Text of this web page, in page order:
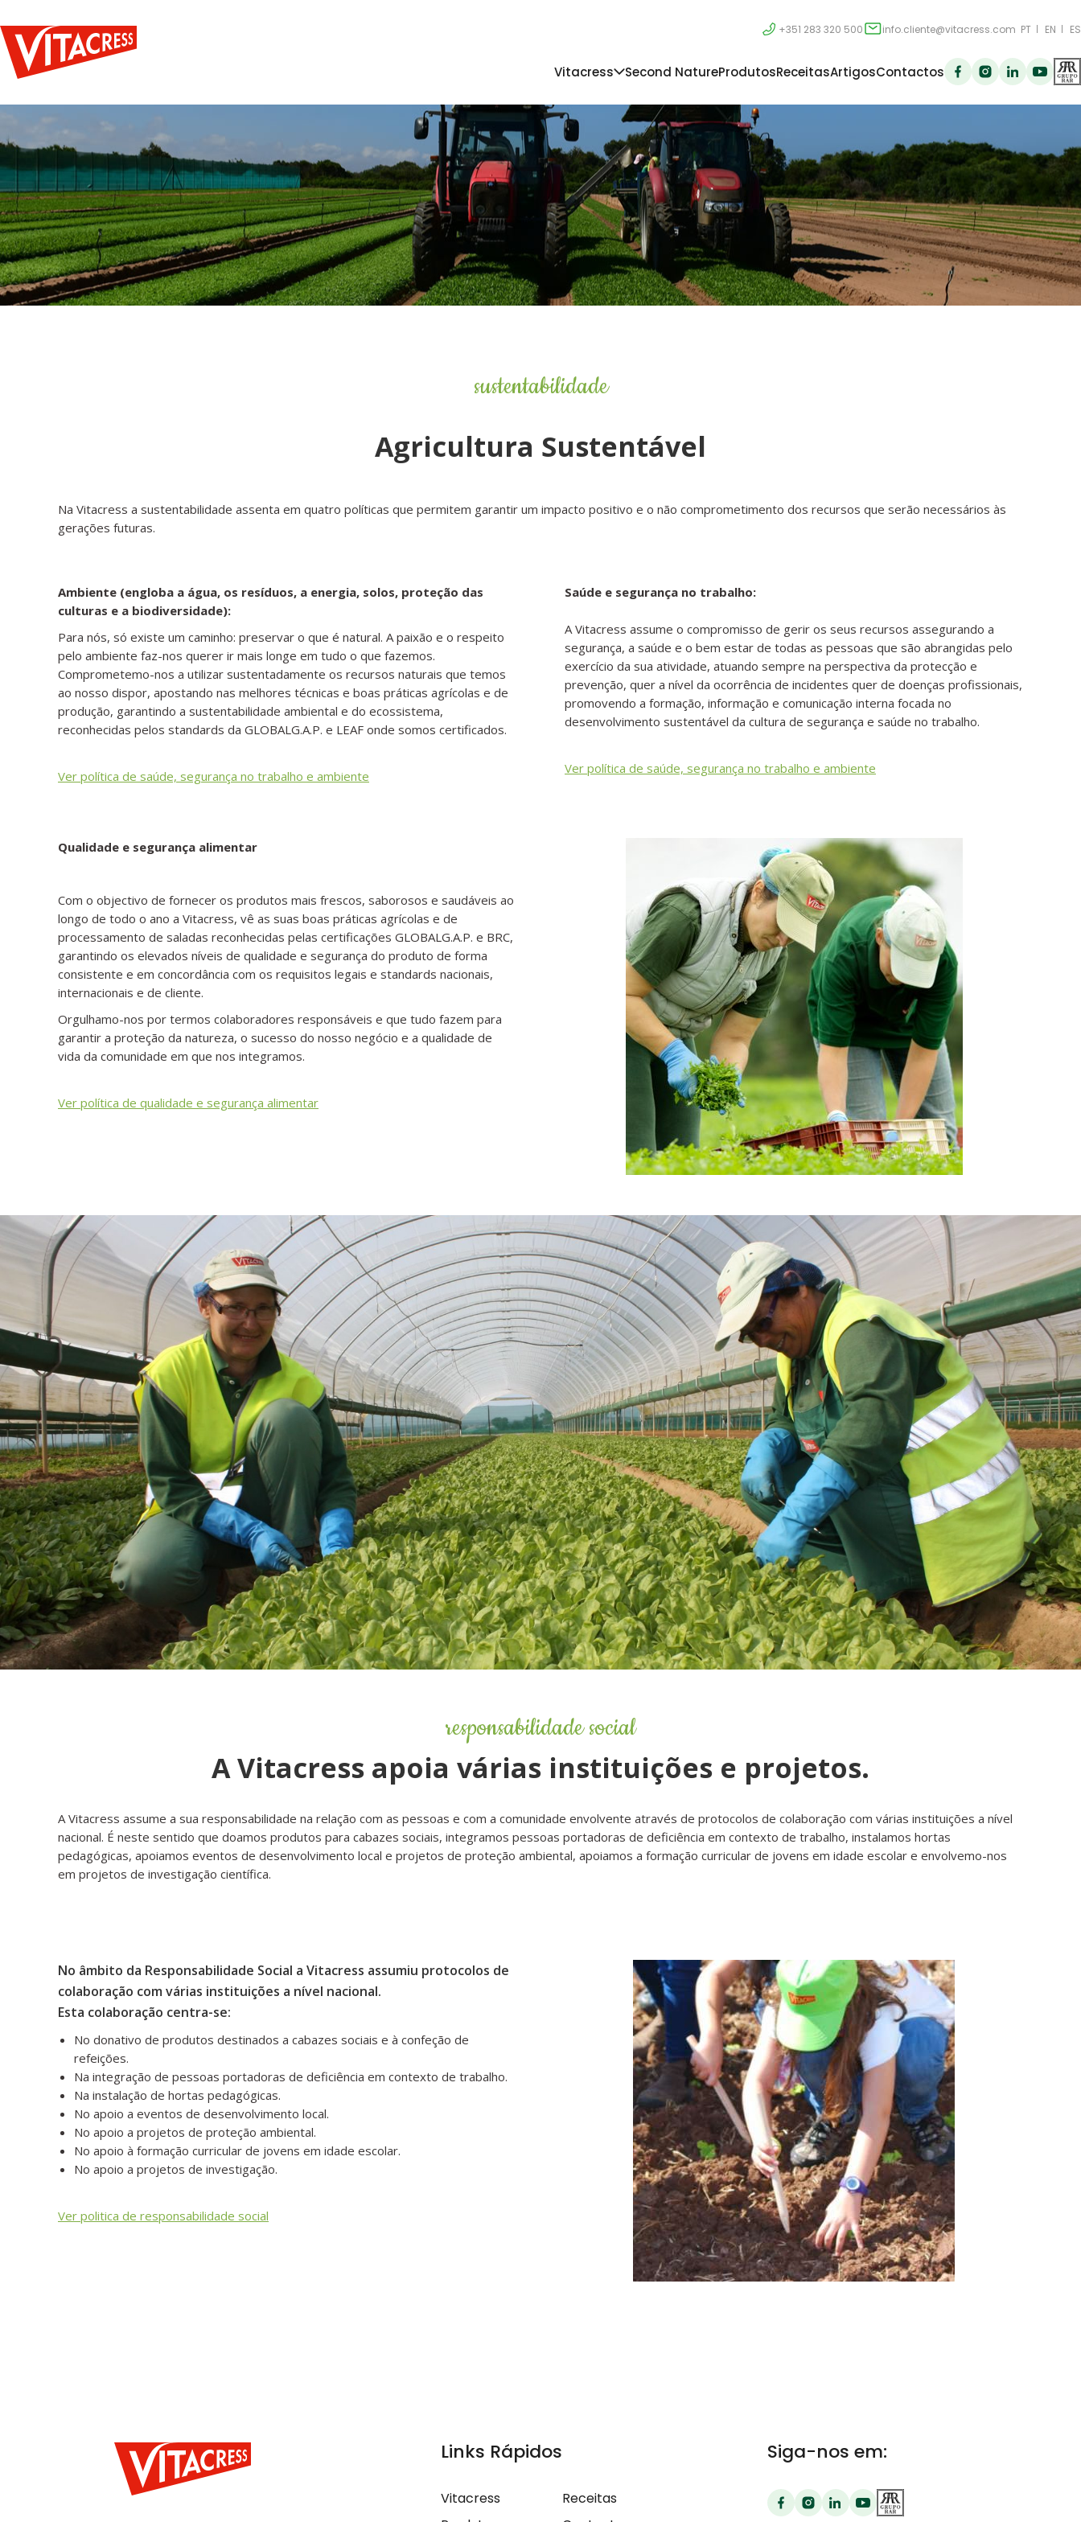
+351 283 320 500 info.cliente@vitacress.com PT EN ES
Vitacress Second NatureProdutosReceitasArtigosContactos
sustentabilidade
Agricultura Sustentável
Na Vitacress a sustentabilidade assenta em quatro políticas que permitem garantir um impacto positivo e o não comprometimento dos recursos que serão necessários às
gerações futuras.
Ambiente (engloba a água, os resíduos, a energia, solos, proteção das
culturas e a biodiversidade):
Para nós, só existe um caminho: preservar o que é natural. A paixão e o respeito
pelo ambiente faz-nos querer ir mais longe em tudo o que fazemos.
Comprometemo-nos a utilizar sustentadamente os recursos naturais que temos
ao nosso dispor, apostando nas melhores técnicas e boas práticas agrícolas e de
produção, garantindo a sustentabilidade ambiental e do ecossistema,
reconhecidas pelos standards da GLOBALG.A.P. e LEAF onde somos certificados.
Ver política de saúde, segurança no trabalho e ambiente
Saúde e segurança no trabalho:
A Vitacress assume o compromisso de gerir os seus recursos assegurando a
segurança, a saúde e o bem estar de todas as pessoas que são abrangidas pelo
exercício da sua atividade, atuando sempre na perspectiva da protecção e
prevenção, quer a nível da ocorrência de incidentes quer de doenças profissionais,
promovendo a formação, informação e comunicação interna focada no
desenvolvimento sustentável da cultura de segurança e saúde no trabalho.
Ver política de saúde, segurança no trabalho e ambiente
Qualidade e segurança alimentar
Com o objectivo de fornecer os produtos mais frescos, saborosos e saudáveis ao
longo de todo o ano a Vitacress, vê as suas boas práticas agrícolas e de
processamento de saladas reconhecidas pelas certificações GLOBALG.A.P. e BRC,
garantindo os elevados níveis de qualidade e segurança do produto de forma
consistente e em concordância com os requisitos legais e standards nacionais,
internacionais e de cliente.
Orgulhamo-nos por termos colaboradores responsáveis e que tudo fazem para
garantir a proteção da natureza, o sucesso do nosso negócio e a qualidade de
vida da comunidade em que nos integramos.
Ver política de qualidade e segurança alimentar
responsabilidade social
A Vitacress apoia várias instituições e projetos.
A Vitacress assume a sua responsabilidade na relação com as pessoas e com a comunidade envolvente através de protocolos de colaboração com várias instituições a nível
nacional. É neste sentido que doamos produtos para cabazes sociais, integramos pessoas portadoras de deficiência em contexto de trabalho, instalamos hortas
pedagógicas, apoiamos eventos de desenvolvimento local e projetos de proteção ambiental, apoiamos a formação curricular de jovens em idade escolar e envolvemo-nos
em projetos de investigação científica.
No âmbito da Responsabilidade Social a Vitacress assumiu protocolos de
colaboração com várias instituições a nível nacional.
Esta colaboração centra-se:
No donativo de produtos destinados a cabazes sociais e à confeção de
refeições.
Na integração de pessoas portadoras de deficiência em contexto de trabalho.
Na instalação de hortas pedagógicas.
No apoio a eventos de desenvolvimento local.
No apoio a projetos de proteção ambiental.
No apoio à formação curricular de jovens em idade escolar.
No apoio a projetos de investigação.
Ver politica de responsabilidade social
Links Rápidos
Vitacress
Receitas
Siga-nos em: